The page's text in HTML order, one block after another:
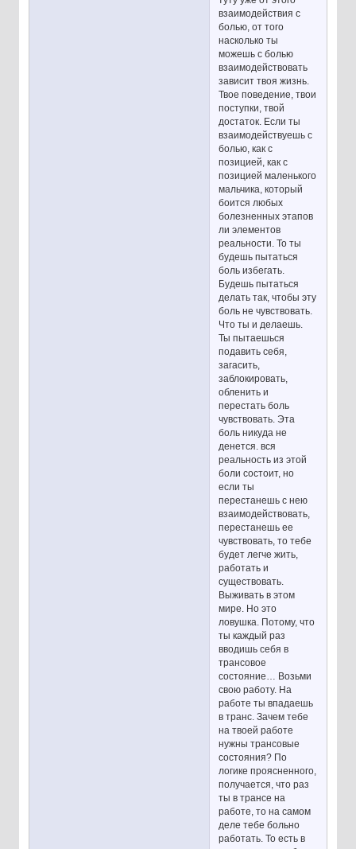
взаимодействия с
болью, от того
насколько ты
можешь с болью
взаимодействовать
зависит твоя жизнь.
Твое поведение, твои
поступки, твой
достаток. Если ты
взаимодействуешь с
болью, как с
позицией, как с
позицией маленького
мальчика, который
боится любых
болезненных этапов
ли элементов
реальности. То ты
будешь пытаться
боль избегать.
Будешь пытаться
делать так, чтобы эту
боль не чувствовать.
Что ты и делаешь.
Ты пытаешься
подавить себя,
загасить,
заблокировать,
обленить и
перестать боль
чувствовать. Эта
боль никуда не
денется. вся
реальность из этой
боли состоит, но
если ты
перестанешь с нею
взаимодействовать,
перестанешь ее
чувствовать, то тебе
будет легче жить,
работать и
существовать.
Выживать в этом
мире. Но это
ловушка. Потому, что
ты каждый раз
вводишь себя в
трансовое
состояние… Возьми
свою работу. На
работе ты впадаешь
в транс. Зачем тебе
на твоей работе
нужны трансовые
состояния? По
логике проясненного,
получается, что раз
ты в трансе на
работе, то на самом
деле тебе больно
работать. То есть в